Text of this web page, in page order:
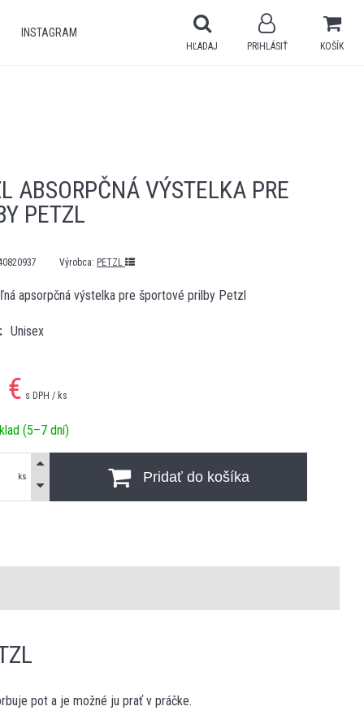
INSTAGRAM
KOŠÍK
PRIHLÁSIŤ
HĽADAJ
ABSORPČNÁ VÝSTELKA PRE
PETZL
Výrobca: PETZL
apsorpčná výstelka pre športové prilby Petzl
Unisex
€ s DPH / ks
(5–7 dní)
ks Pridať do košíka
pot a je možné ju prať v práčke.